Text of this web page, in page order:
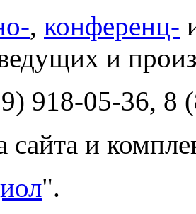
, конференц-
и
918-05-36, 8
сайта и
".